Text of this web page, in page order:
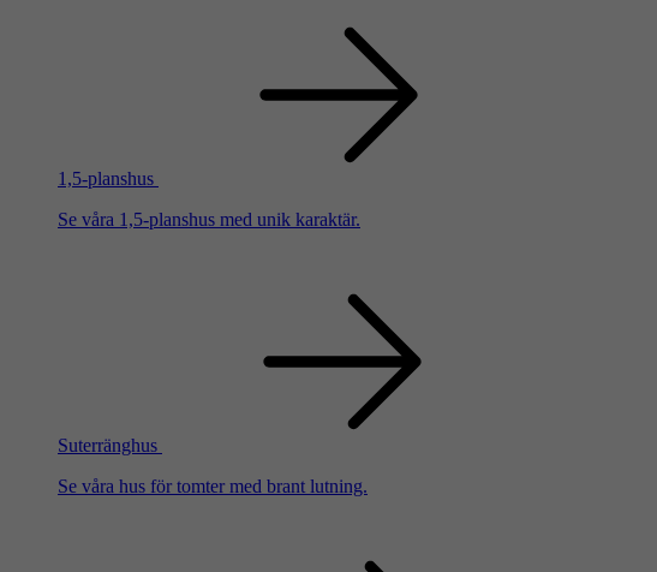
1,5-planshus
Se våra 1,5-planshus med unik karaktär.
Suterränghus
Se våra hus för tomter med brant lutning.